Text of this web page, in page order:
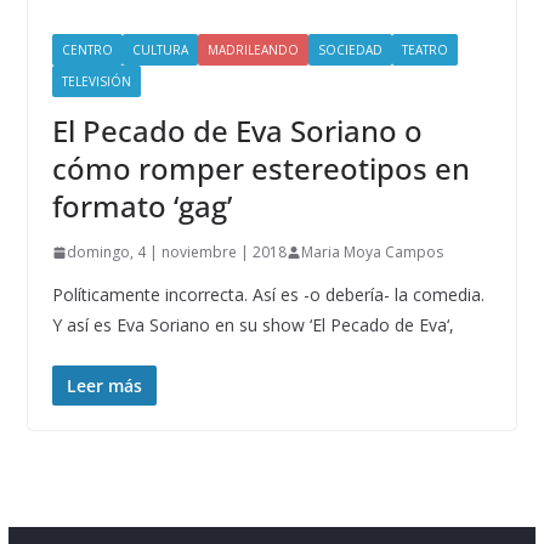
CENTRO CULTURA MADRILEANDO SOCIEDAD
TEATRO
TELEVISIÓN
El Pecado de Eva Soriano o
cómo romper estereotipos en
formato ‘gag’
domingo, 4 | noviembre | 2018 Maria Moya Campos
Políticamente incorrecta. Así es -o debería- la comedia.
Y así es Eva Soriano en su show ‘El Pecado de Eva‘,
Leer más